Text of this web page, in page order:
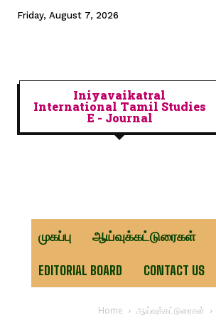
Friday, August 7, 2026
Iniyavaikatral
International Tamil Studies
E - Journal
முகப்பு ஆய்வுக்கட்டுரைகள்
EDITORIAL BOARD CONTACT US
Home ஆய்வுக்கட்டுரைகள்